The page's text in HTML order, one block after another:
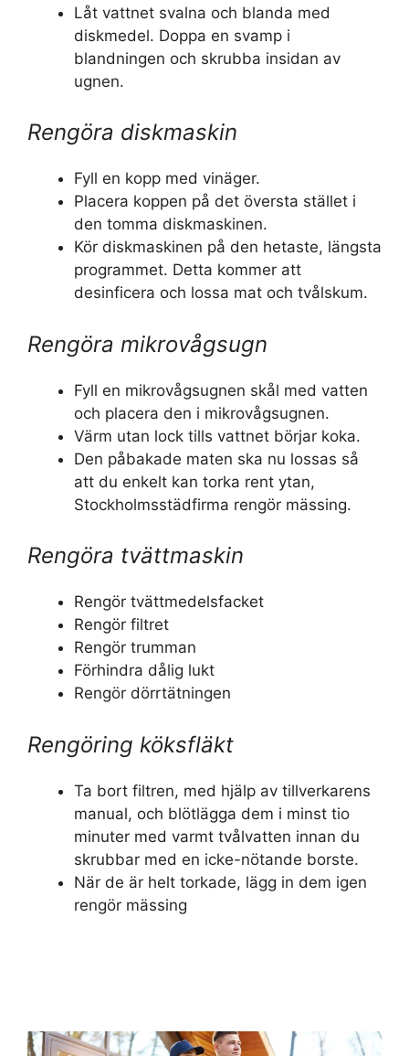
Låt vattnet svalna och blanda med
diskmedel. Doppa en svamp i
blandningen och skrubba insidan av
ugnen.
Rengöra diskmaskin
Fyll en kopp med vinäger.
Placera koppen på det översta stället i
den tomma diskmaskinen.
Kör diskmaskinen på den hetaste, längsta
programmet. Detta kommer att
desinficera och lossa mat och tvålskum.
Rengöra mikrovågsugn
Fyll en mikrovågsugnen skål med vatten
och placera den i mikrovågsugnen.
Värm utan lock tills vattnet börjar koka.
Den påbakade maten ska nu lossas så
att du enkelt kan torka rent ytan,
Stockholmsstädfirma rengör mässing.
Rengöra tvättmaskin
Rengör tvättmedelsfacket
Rengör filtret
Rengör trumman
Förhindra dålig lukt
Rengör dörrtätningen
Rengöring köksfläkt
Ta bort filtren, med hjälp av tillverkarens
manual, och blötlägga dem i minst tio
minuter med varmt tvålvatten innan du
skrubbar med en icke-nötande borste.
När de är helt torkade, lägg in dem igen
rengör mässing